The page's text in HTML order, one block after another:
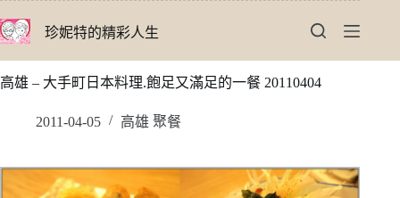
至
要
珍妮特的精彩人生
高雄 – 大手町日本料理.飽足又滿足的一餐 20110404
2011-04-05 高雄 聚餐